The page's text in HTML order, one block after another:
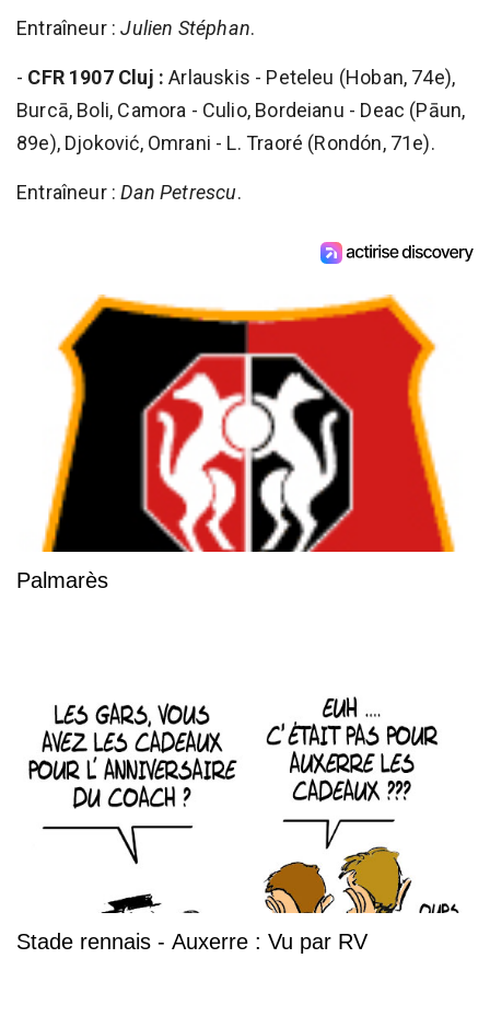
Entraîneur :Julien Stéphan.
- CFR 1907 Cluj : Arlauskis - Peteleu (Hoban, 74e),
Burcā, Boli, Camora - Culio, Bordeianu - Deac (Pāun,
89e), Djoković, Omrani - L. Traoré (Rondón, 71e).
Entraîneur :Dan Petrescu.
Palmarès
Stade rennais - Auxerre : Vu par RV